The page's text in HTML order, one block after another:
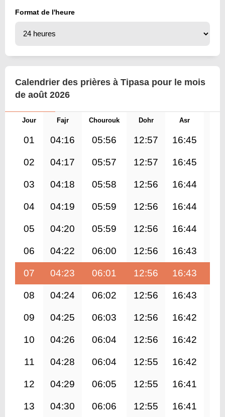
Format de l'heure
Calendrier des prières à Tipasa pour le mois
de août 2026
Jour Fajr Chourouk Dohr Asr
01 04:16 05:56 12:57 16:45
02 04:17 05:57 12:57 16:45
03 04:18 05:58 12:56 16:44
04 04:19 05:59 12:56 16:44
05 04:20 05:59 12:56 16:44
06 04:22 06:00 12:56 16:43
07 04:23 06:01 12:56 16:43
08 04:24 06:02 12:56 16:43
09 04:25 06:03 12:56 16:42
10 04:26 06:04 12:56 16:42
11 04:28 06:04 12:55 16:42
12 04:29 06:05 12:55 16:41
13 04:30 06:06 12:55 16:41